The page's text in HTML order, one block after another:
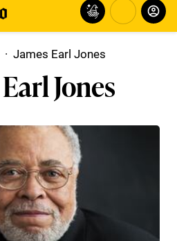
· James Earl Jones
Jones